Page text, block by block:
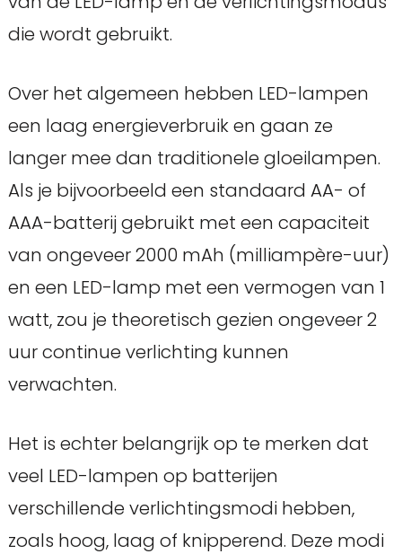
die wordt gebruikt.
Over het algemeen hebben LED-lampen
een laag energieverbruik en gaan ze
langer mee dan traditionele gloeilampen.
Als je bijvoorbeeld een standaard AA- of
AAA-batterij gebruikt met een capaciteit
van ongeveer 2000 mAh (milliampère-uur)
en een LED-lamp met een vermogen van 1
watt, zou je theoretisch gezien ongeveer 2
uur continue verlichting kunnen
verwachten.
Het is echter belangrijk op te merken dat
veel LED-lampen op batterijen
verschillende verlichtingsmodi hebben,
zoals hoog, laag of knipperend. Deze modi